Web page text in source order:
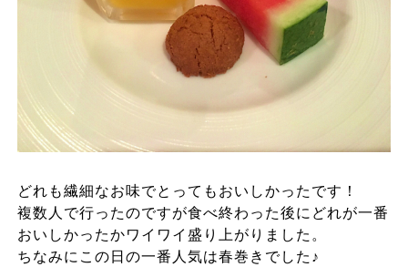
どれも繊細なお味でとってもおいしかったです！
複数人で行ったのですが食べ終わった後にどれが一番
おいしかったかワイワイ盛り上がりました。
ちなみにこの日の一番人気は春巻きでした♪